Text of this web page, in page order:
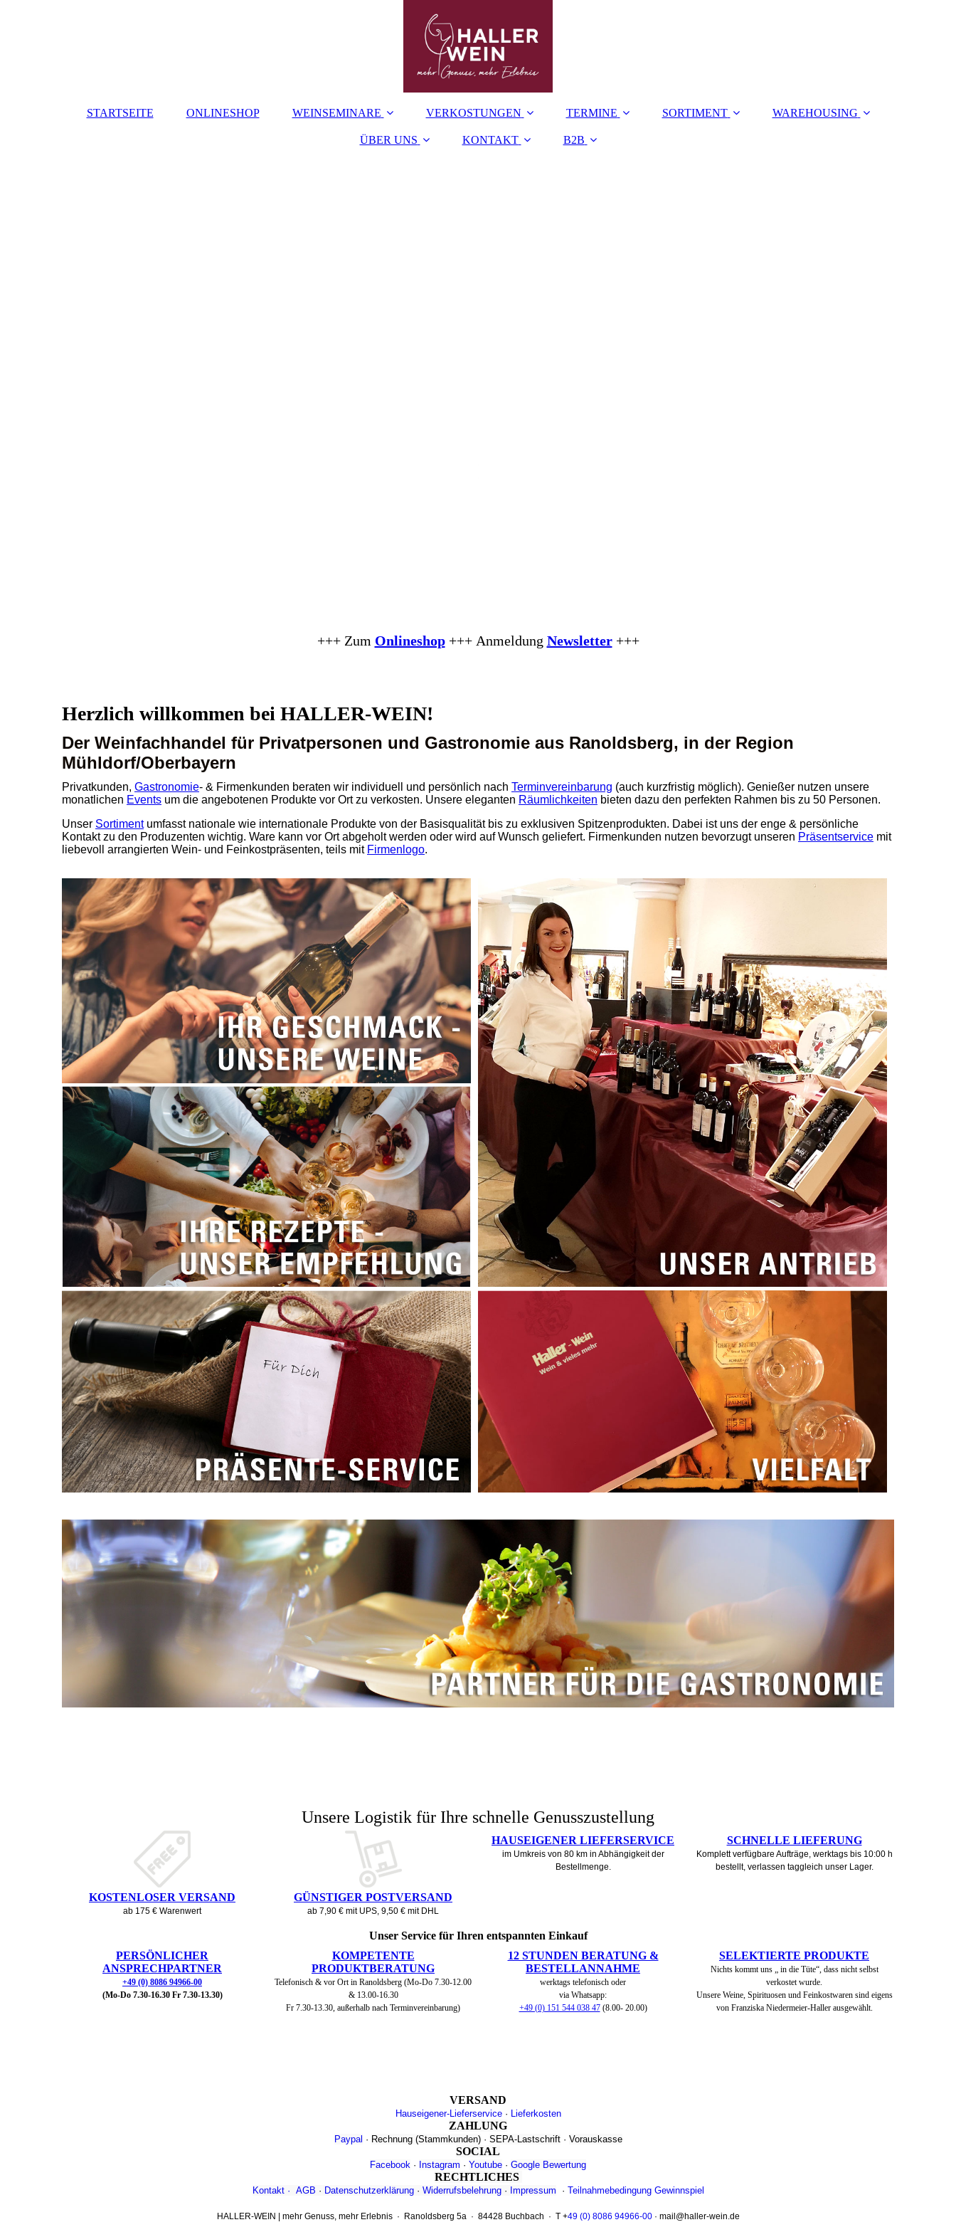
STARTSEITE ONLINESHOP WEINSEMINARE VERKOSTUNGEN TERMINE SORTIMENT WAREHOUSING
ÜBER UNS KONTAKT B2B
+++ Zum Onlineshop+++ Anmeldung Newsletter+++
Herzlich willkommen bei HALLER-WEIN!
Der Weinfachhandel für Privatpersonen und Gastronomie aus Ranoldsberg, in der Region
Mühldorf/Oberbayern
Privatkunden, Gastronomie- & Firmenkunden beraten wir individuell und persönlich nach Terminvereinbarung (auch kurzfristig möglich). Genießer nutzen unsere
monatlichen Events um die angebotenen Produkte vor Ort zu verkosten. Unsere eleganten Räumlichkeiten bieten dazu den perfekten Rahmen bis zu 50 Personen.
Unser Sortimentumfasst nationale wie internationale Produkte von der Basisqualität bis zu exklusiven Spitzenprodukten. Dabei ist uns der enge & persönliche
Kontakt zu den Produzenten wichtig. Ware kann vor Ort abgeholt werden oder wird auf Wunsch geliefert. Firmenkunden nutzen bevorzugt unseren Präsentservice mit
liebevoll arrangierten Wein- und Feinkostpräsenten, teils mit Firmenlogo.
Unsere Logistik für Ihre schnelle Genusszustellung
KOSTENLOSER VERSAND
ab 175 € Warenwert
GÜNSTIGER POSTVERSAND
ab 7,90 € mit UPS, 9,50 € mit DHL
HAUSEIGENER LIEFERSERVICE
im Umkreis von 80 km in Abhängigkeit der
Bestellmenge.
SCHNELLE LIEFERUNG
Komplett verfügbare Aufträge, werktags bis 10:00 h
bestellt, verlassen taggleich unser Lager.
Unser Service für Ihren entspannten Einkauf
PERSÖNLICHER
ANSPRECHPARTNER
+49 (0) 8086 94966-00
(Mo-Do 7.30-16.30 Fr 7.30-13.30)
KOMPETENTE
PRODUKTBERATUNG
Telefonisch & vor Ort in Ranoldsberg (Mo-Do 7.30-12.00
& 13.00-16.30
Fr 7.30-13.30, außerhalb nach Terminvereinbarung)
12 STUNDEN BERATUNG &
BESTELLANNAHME
werktags telefonisch oder
via Whatsapp:
+49 (0) 151 544 038 47(8.00- 20.00)
SELEKTIERTE PRODUKTE
Nichts kommt uns „ in die Tüte“, dass nicht selbst
verkostet wurde.
Unsere Weine, Spirituosen und Feinkostwaren sind eigens
von Franziska Niedermeier-Haller ausgewählt.
VERSAND
Hauseigener-Lieferservice· Lieferkosten
ZAHLUNG
Paypal · Rechnung (Stammkunden)· SEPA-Lastschrift· Vorauskasse
SOCIAL
Facebook · Instagram · Youtube · Google Bewertung
RECHTLICHES
Kontakt· AGB · Datenschutzerklärung· Widerrufsbelehrung· Impressum · Teilnahmebedingung Gewinnspiel
HALLER-WEIN | mehr Genuss, mehr Erlebnis · Ranoldsberg 5a · 84428 Buchbach · T +49 (0) 8086 94966-00· mail@haller-wein.de